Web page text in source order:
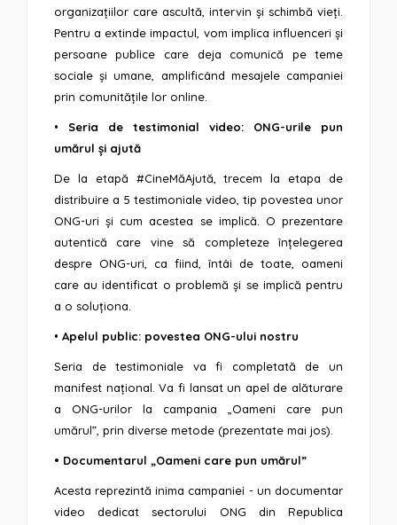
organizațiilor care ascultă, intervin și schimbă vieți.
Pentru a extinde impactul, vom implica influenceri și
persoane publice care deja comunică pe teme
sociale și umane, amplificând mesajele campaniei
prin comunitățile lor online.
• Seria de testimonial video: ONG-urile pun
umărul și ajută
De la etapă #CineMăAjută, trecem la etapa de
distribuire a 5 testimoniale video, tip povestea unor
ONG-uri și cum acestea se implică. O prezentare
autentică care vine să completeze înțelegerea
despre ONG-uri, ca fiind, întâi de toate, oameni
care au identificat o problemă și se implică pentru
a o soluționa.
• Apelul public: povestea ONG-ului nostru
Seria de testimoniale va fi completată de un
manifest național. Va fi lansat un apel de alăturare
a ONG-urilor la campania „Oameni care pun
umărul”, prin diverse metode (prezentate mai jos).
• Documentarul „Oameni care pun umărul”
Acesta reprezintă inima campaniei - un documentar
video dedicat sectorului ONG din Republica